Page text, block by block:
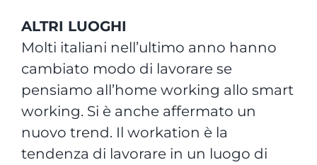
ALTRI LUOGHI
Molti italiani nell’ultimo anno hanno
cambiato modo di lavorare se
pensiamo all’home working allo smart
working. Si è anche affermato un
nuovo trend. Il workation è la
tendenza di lavorare in un luogo di